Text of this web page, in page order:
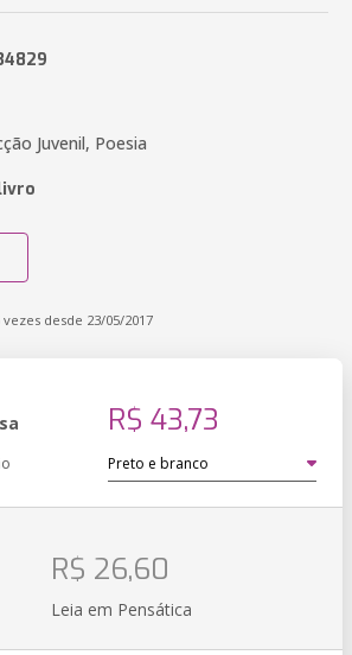
Juvenil, Poesia
vezes desde 23/05/2017
R$ 43,73
R$ 26,60
Leia em Pensática